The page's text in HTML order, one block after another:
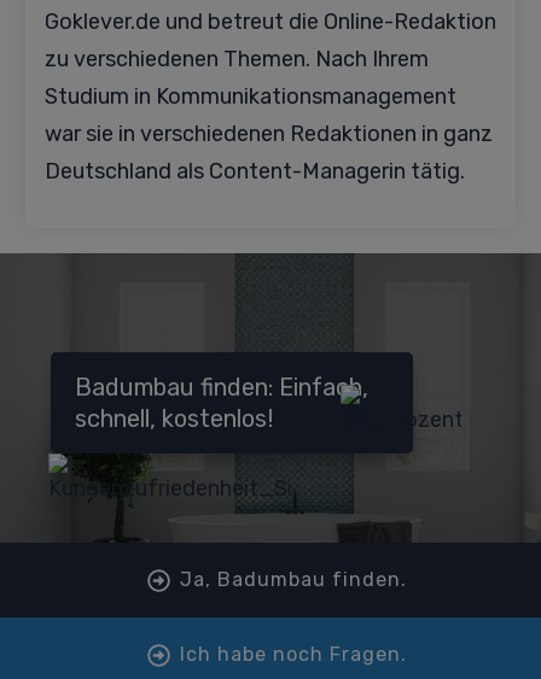
Goklever.de und betreut die Online-Redaktion
zu verschiedenen Themen. Nach Ihrem
Studium in Kommunikationsmanagement
war sie in verschiedenen Redaktionen in ganz
Deutschland als Content-Managerin tätig.
Badumbau finden: Einfach,
schnell, kostenlos!
Ja, Badumbau finden.
Ich habe noch Fragen.